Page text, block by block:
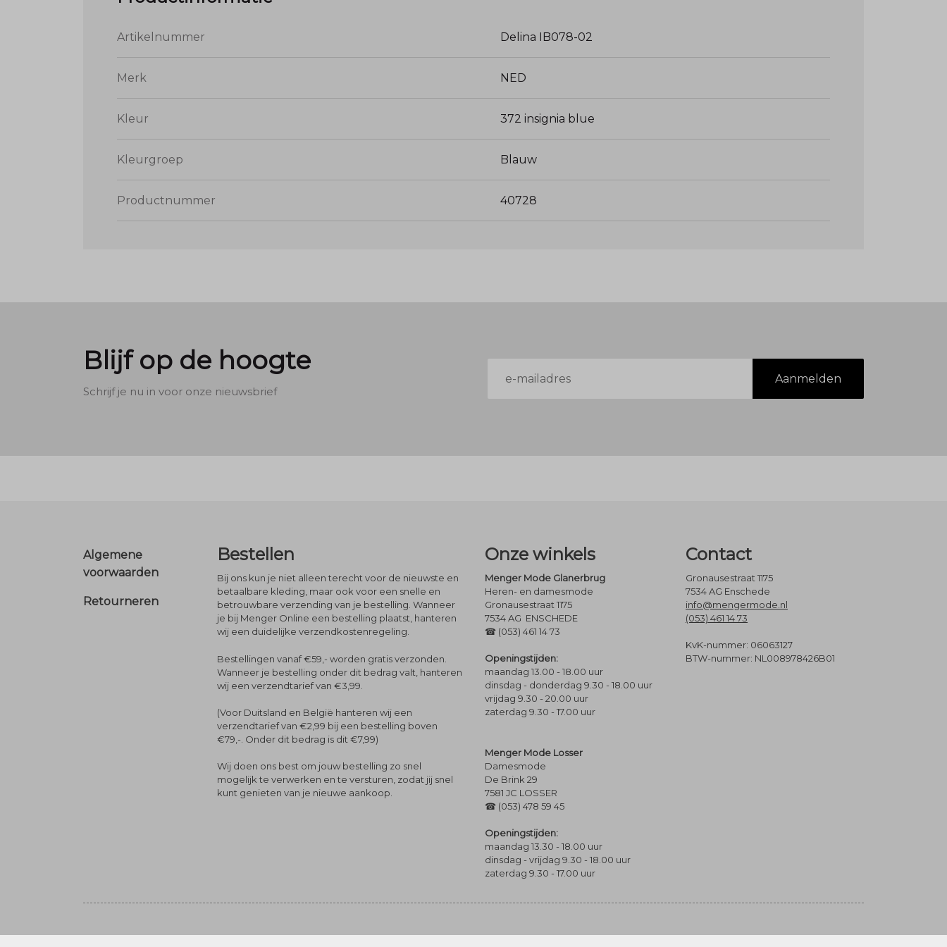
Artikelnummer Delina IB078-02
Merk NED
Kleur 372 insignia blue
Kleurgroep Blauw
Productnummer 40728
Blijf op de hoogte
Schrijf je nu in voor onze nieuwsbrief
mailadres
Aanmelden
Footer
Algemene
voorwaarden
Retourneren
Bestellen
Bij ons kun je niet alleen terecht voor de nieuwste en
betaalbare kleding, maar ook voor een snelle en
betrouwbare verzending van je bestelling. Wanneer
je bij Menger Online een bestelling plaatst, hanteren
wij een duidelijke verzendkostenregeling.
Bestellingen vanaf €59,- worden gratis verzonden.
Wanneer je bestelling onder dit bedrag valt, hanteren
wij een verzendtarief van €3,99.
(Voor Duitsland en België hanteren wij een
verzendtarief van €2,99 bij een bestelling boven
€79,-. Onder dit bedrag is dit €7,99)
Wij doen ons best om jouw bestelling zo snel
mogelijk te verwerken en te versturen, zodat jij snel
kunt genieten van je nieuwe aankoop.
Onze winkels
Menger Mode Glanerbrug
Heren- en damesmode
Gronausestraat 1175
7534 AG ENSCHEDE
☎ (053) 461 14 73
Openingstijden:
maandag 13.00 - 18.00 uur
dinsdag - donderdag 9.30 - 18.00 uur
vrijdag 9.30 - 20.00 uur
zaterdag 9.30 - 17.00 uur
Menger Mode Losser
Damesmode
De Brink 29
7581 JC LOSSER
☎ (053) 478 59 45
Openingstijden:
maandag 13.30 - 18.00 uur
dinsdag - vrijdag 9.30 - 18.00 uur
zaterdag 9.30 - 17.00 uur
Contact
Gronausestraat 1175
7534 AG Enschede
info@mengermode.nl
(053) 461 14 73
KvK-nummer: 06063127
BTW-nummer: NL008978426B01